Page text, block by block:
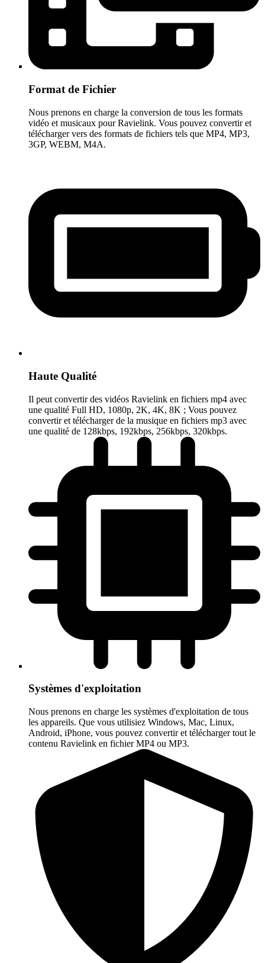
Format de Fichier
Nous prenons en charge la conversion de tous les formats
vidéo et musicaux pour Ravielink. Vous pouvez convertir et
télécharger vers des formats de fichiers tels que MP4, MP3,
3GP, WEBM, M4A.
Haute Qualité
Il peut convertir des vidéos Ravielink en fichiers mp4 avec
une qualité Full HD, 1080p, 2K, 4K, 8K ; Vous pouvez
convertir et télécharger de la musique en fichiers mp3 avec
une qualité de 128kbps, 192kbps, 256kbps, 320kbps.
Systèmes d'exploitation
Nous prenons en charge les systèmes d'exploitation de tous
les appareils. Que vous utilisiez Windows, Mac, Linux,
Android, iPhone, vous pouvez convertir et télécharger tout le
contenu Ravielink en fichier MP4 ou MP3.